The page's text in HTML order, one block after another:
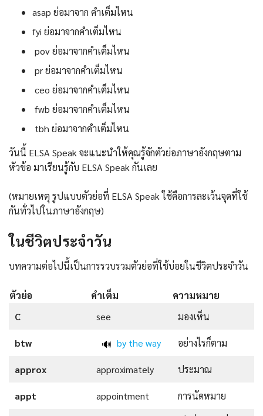
asap ย่อมาจาก คำเต็มไหน
fyi ย่อมาจากคำเต็มไหน
pov ย่อมาจากคำเต็มไหน
pr ย่อมาจากคำเต็มไหน
ceo ย่อมาจากคำเต็มไหน
fwb ย่อมาจากคำเต็มไหน
tbh ย่อมาจากคำเต็มไหน
วันนี้ ELSA Speak จะแนะนำให้คุณรู้จักตัวย่อภาษาอังกฤษตาม
หัวข้อ มาเรียนรู้กับ ELSA Speak กันเลย
(หมายเหตุ รูปแบบตัวย่อที่ ELSA Speak ใช้คือการละเว้นจุดที่ใช้
กันทั่วไปในภาษาอังกฤษ)
ในชีวิตประจำวัน
บทความต่อไปนี้เป็นการรวบรวมตัวย่อที่ใช้บ่อยในชีวิตประจำวัน
ตัวย่อ คำเต็ม
ความหมาย
C
see มองเห็น
btw 🔊 by the way อย่างไรก็ตาม
approx approximately ประมาณ
appt appointment การนัดหมาย